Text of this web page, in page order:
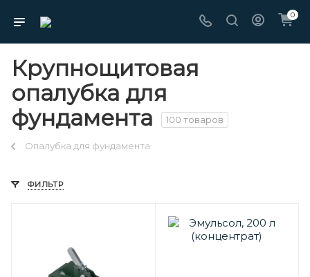
0
Крупнощитовая
опалубка для
фундамента
100 товаров
Опалубка для фундамента
ФИЛЬТР